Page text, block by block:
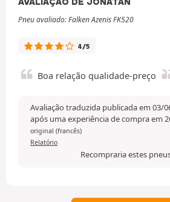
Pneu avaliado: Falken Azenis FK520
4/5
Boa relação qualidade-preço
Avaliação traduzida publicada em 03/
após uma experiência de compra em
original (francês)
Relatório
Recompraria estes